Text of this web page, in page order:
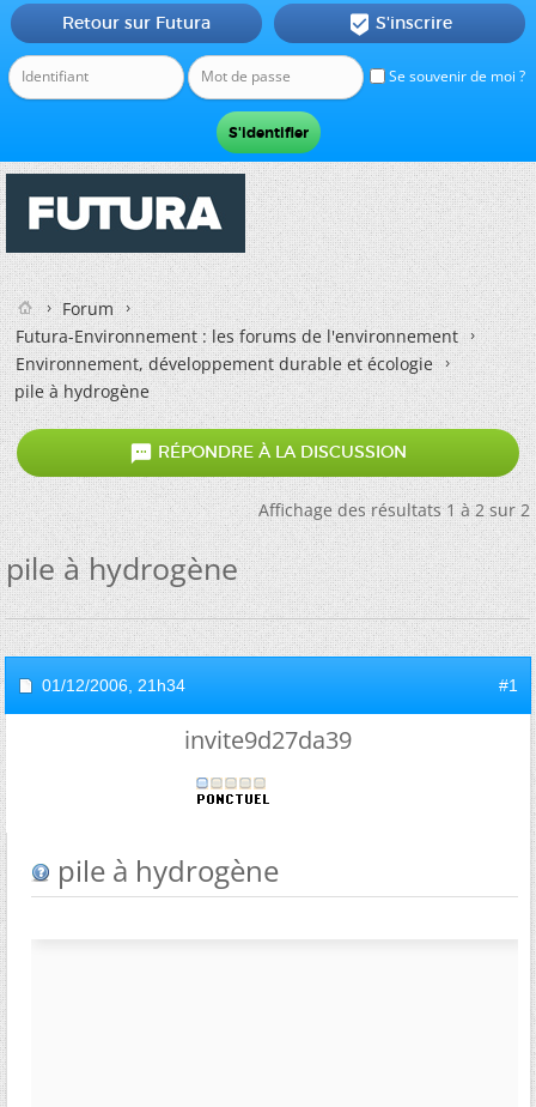
Se souvenir de moi ?
Retour sur Futura  S'inscrire
Forum
Futura-Environnement : les forums de l'environnement
Environnement, développement durable et écologie
pile à hydrogène
 RÉPONDRE À LA DISCUSSION
Affichage des résultats 1 à 2 sur 2
pile à hydrogène
01/12/2006, 21h34 #1
invite9d27da39
pile à hydrogène